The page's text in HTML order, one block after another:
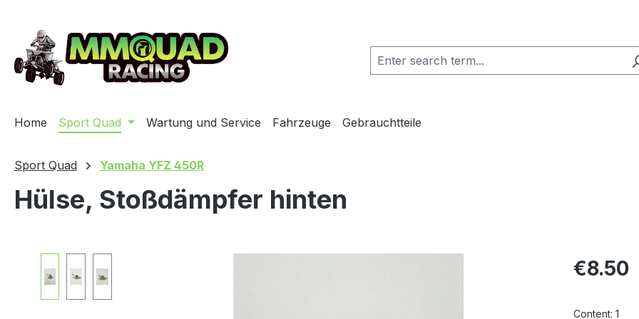
Home Sport Quad Wartung und Service Fahrzeuge Gebrauchtteile
Sport Quad Yamaha YFZ 450R
Hülse, Stoßdämpfer hinten
Regular
€8.50
Content: 1